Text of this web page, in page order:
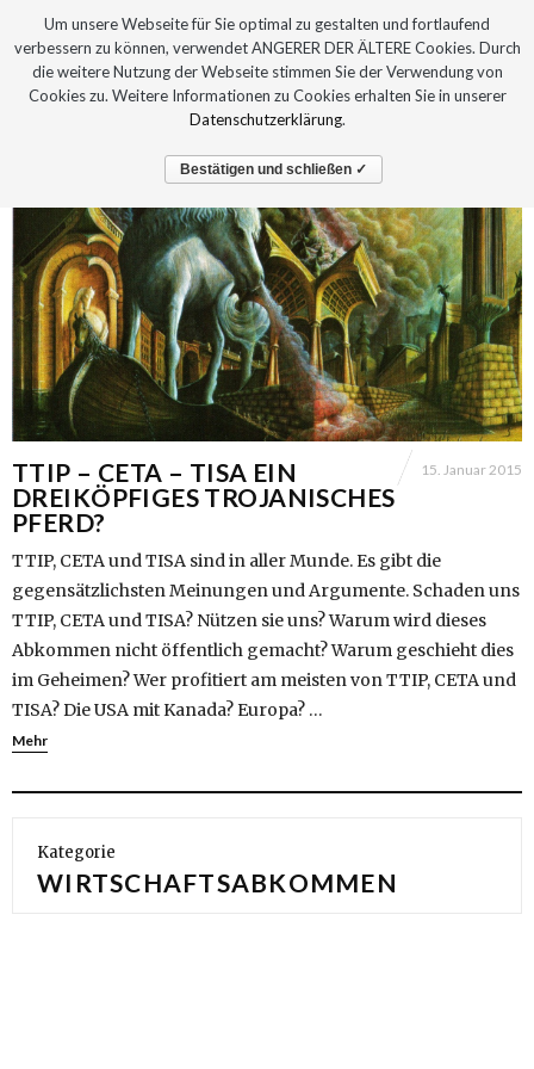
TTIP – CETA – TISA EIN
DREIKÖPFIGES TROJANISCHES
PFERD?
15. Januar 2015
TTIP, CETA und TISA sind in aller Munde. Es gibt die
gegensätzlichsten Meinungen und Argumente. Schaden uns
TTIP, CETA und TISA? Nützen sie uns? Warum wird dieses
Abkommen nicht öffentlich gemacht? Warum geschieht dies
im Geheimen? Wer profitiert am meisten von TTIP, CETA und
TISA? Die USA mit Kanada? Europa? …
Mehr
Kategorie
WIRTSCHAFTSABKOMMEN
Um unsere Webseite für Sie optimal zu gestalten und fortlaufend
verbessern zu können, verwendet ANGERER DER ÄLTERE Cookies. Durch
die weitere Nutzung der Webseite stimmen Sie der Verwendung von
Cookies zu. Weitere Informationen zu Cookies erhalten Sie in unserer
Datenschutzerklärung.
Bestätigen und schließen ✓